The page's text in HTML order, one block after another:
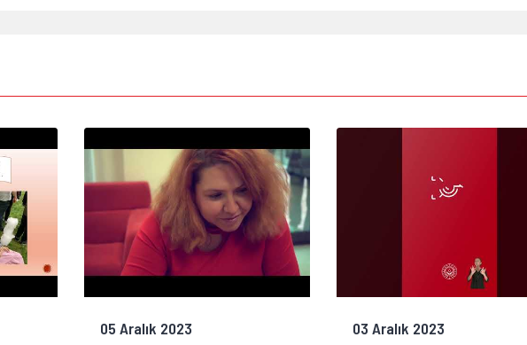
05 Aralık 2023 03 Aralık 2023